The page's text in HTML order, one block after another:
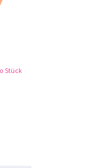
Stück